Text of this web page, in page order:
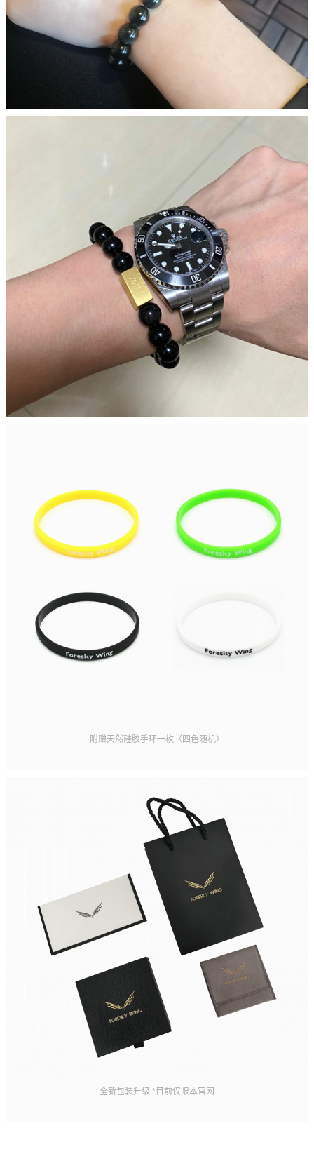
附赠天然硅胶手环一枚（四色随机）
全新包装升级 *目前仅限本官网